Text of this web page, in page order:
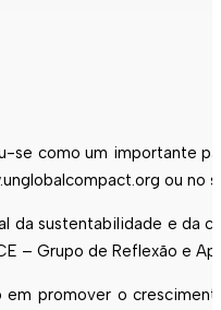
se como um importante
ou
da sustentabilidade e da
– Grupo de Reflexão e
promover o